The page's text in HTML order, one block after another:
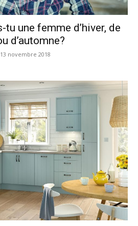
une femme d’hiver, de
d’automne?
13 novembre 2018